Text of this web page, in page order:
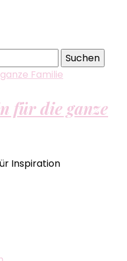
für die ganze
Inspiration